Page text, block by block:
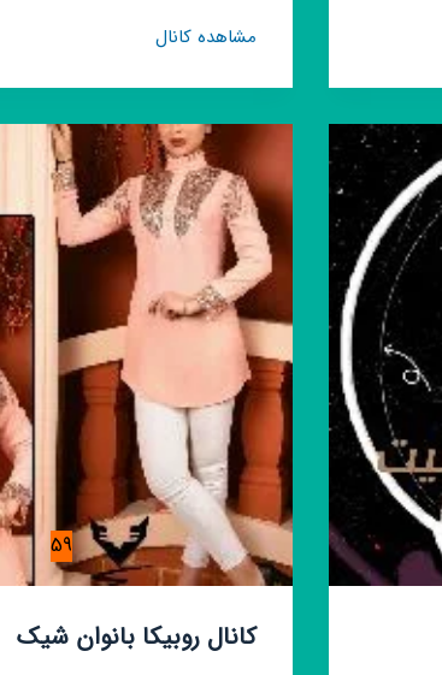
مشاهده کانالکانال
استوری
مذهبی،حدیث
🌷
🦋
59
کانال روبیکا بانوان شیک